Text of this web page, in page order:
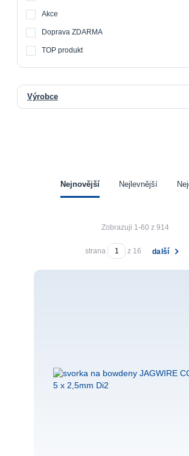
Akce
Doprava ZDARMA
TOP produkt
Výrobce
Nejnovější Nejlevnější
Zobrazuji 1-60 z 914
strana z 16 další